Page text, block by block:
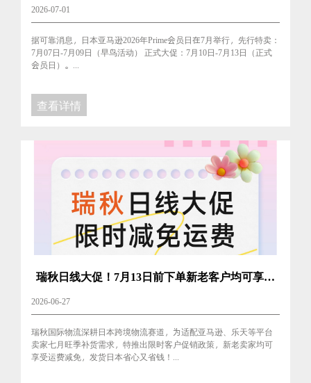
2026-07-01
据可靠消息，日本亚马逊2026年Prime会员日在7月举行，先行特卖：
7月07日-7月09日（早鸟活动） 正式大促：7月10日-7月13日（正式
会员日）。...
查看详情
瑞秋日线大促！7月13日前下单新老客户均可享专
2026-06-27
瑞秋国际物流深耕日本跨境物流赛道，为适配亚马逊、乐天等平台
卖家七月旺季补货需求，特推出限时客户促销政策，新老卖家均可
享受运费减免，发货日本省心又省钱！...